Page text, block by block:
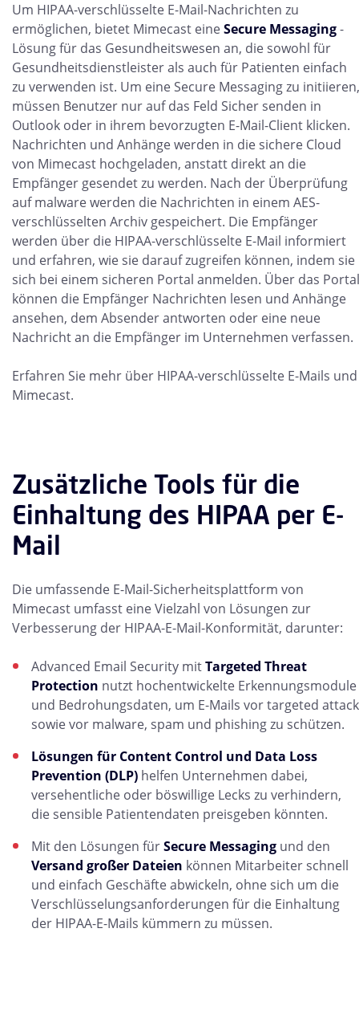
Um HIPAA-verschlüsselte E-Mail-Nachrichten zu
ermöglichen, bietet Mimecast eineSecure Messaging-
Lösung für das Gesundheitswesen an, die sowohl für
Gesundheitsdienstleister als auch für Patienten einfach
zu verwenden ist. Um eine Secure Messaging zu initiieren,
müssen Benutzer nur auf das Feld Sicher senden in
Outlook oder in ihrem bevorzugten E-Mail-Client klicken.
Nachrichten und Anhänge werden in die sichere Cloud
von Mimecast hochgeladen, anstatt direkt an die
Empfänger gesendet zu werden. Nach der Überprüfung
auf malware werden die Nachrichten in einem AES-
verschlüsselten Archiv gespeichert. Die Empfänger
werden über die HIPAA-verschlüsselte E-Mail informiert
und erfahren, wie sie darauf zugreifen können, indem sie
sich bei einem sicheren Portal anmelden. Über das Portal
können die Empfänger Nachrichten lesen und Anhänge
ansehen, dem Absender antworten oder eine neue
Nachricht an die Empfänger im Unternehmen verfassen.
Erfahren Sie mehr über HIPAA-verschlüsselte E-Mails und
Mimecast.
Zusätzliche Tools für die
Einhaltung des HIPAA per E-
Mail
Die umfassende E-Mail-Sicherheitsplattform von
Mimecast umfasst eine Vielzahl von Lösungen zur
Verbesserung der HIPAA-E-Mail-Konformität, darunter:
Advanced Email Security mitTargeted Threat
Protection nutzt hochentwickelte Erkennungsmodule
und Bedrohungsdaten, um E-Mails vor targeted attack
sowie vor malware, spam und phishing zu schützen.
Lösungen für Content Control und Data Loss
Prevention (DLP) helfen Unternehmen dabei,
versehentliche oder böswillige Lecks zu verhindern,
die sensible Patientendaten preisgeben könnten.
Mit den Lösungen fürSecure Messaging und den
Versand großer Dateien können Mitarbeiter schnell
und einfach Geschäfte abwickeln, ohne sich um die
Verschlüsselungsanforderungen für die Einhaltung
der HIPAA-E-Mails kümmern zu müssen.